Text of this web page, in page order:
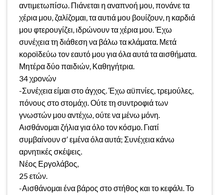
αντιμετωπίσω. Πιάνεται η αναπνοή μου, πονάνε τα
χέρια μου, ζαλίζομαι, τα αυτιά μου βουίζουν, η καρδιά
μου φτερουγίζει, ιδρώνουν τα χέρια μου. Έχω
συνέχεια τη διάθεση να βάλω τα κλάματα. Μετά
κοροϊδεύω τον εαυτό μου για όλα αυτά τα αισθήματα.
Μητέρα δύο παιδιών, Καθηγήτρια.
34 χρονών
-Συνέχεια είμαι στο άγχος. Έχω αϋπνίες, τρεμούλες,
πόνους στο στομάχι. Ούτε τη συντροφιά των
γνωστών μου αντέχω, ούτε να μένω μόνη.
Αισθάνομαι ζήλια για όλο τον κόσμο. Γιατί
συμβαίνουν σ’ εμένα όλα αυτά; Συνέχεια κάνω
αρνητικές σκέψεις.
Νέος Εργολάβος,
25 ετών.
-Αισθάνομαι ένα βάρος στο στήθος και το κεφάλι. Το